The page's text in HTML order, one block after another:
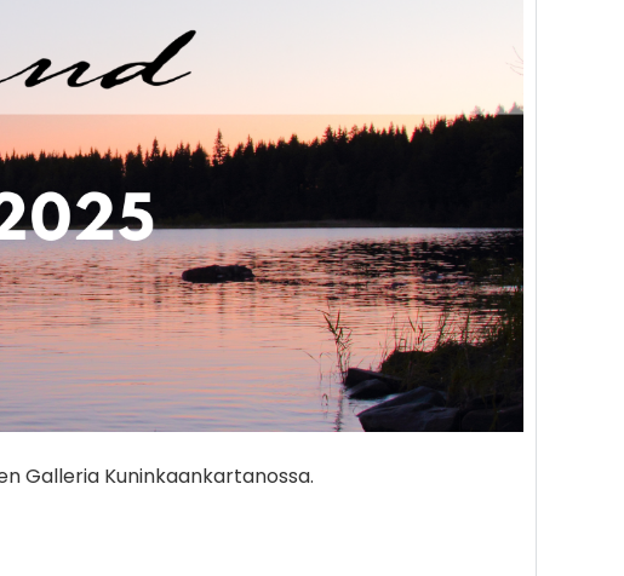
Galleria Kuninkaankartanossa.